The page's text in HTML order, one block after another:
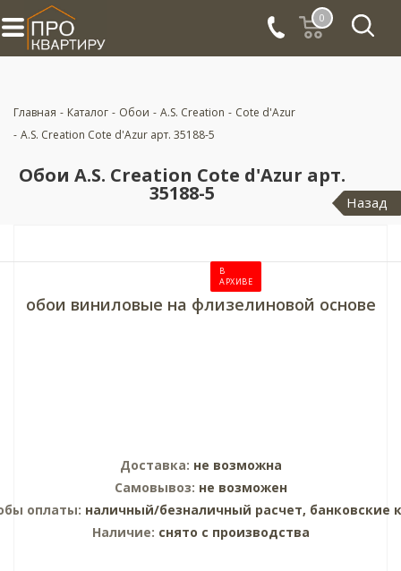
0
Главная - Каталог - Обои - A.S. Creation - Cote d'Azur
- A.S. Creation Cote d'Azur арт. 35188-5
Обои A.S. Creation Cote d'Azur арт.
35188-5 Назад
В
АРХИВЕ
обои виниловые на флизелиновой основе
Доставка: не возможна
Самовывоз: не возможен
оплаты: наличный/безналичный расчет, банковские
Наличие: снято с производства